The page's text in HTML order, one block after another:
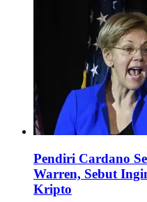
Pendiri Cardano
Warren, Sebut
Kripto